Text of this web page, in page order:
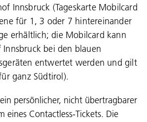
Innsbruck (Tageskarte Mobilcard
für 1, 3 oder 7 hintereinander
erhältlich; die Mobilcard kann
Innsbruck bei den blauen
entwertet werden und gilt
ganz Südtirol).
persönlicher, nicht übertragbarer
eines Contactless-Tickets. Die